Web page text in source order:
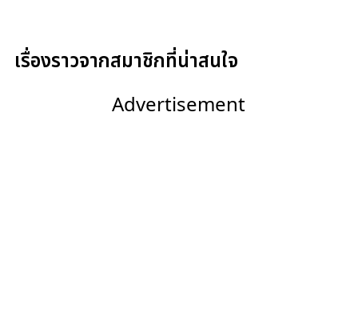
เรื่องราวจากสมาชิกที่น่าสนใจ
Advertisement